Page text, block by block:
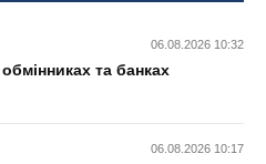
06.08.2026 10:32
та банках
06.08.2026 10:17